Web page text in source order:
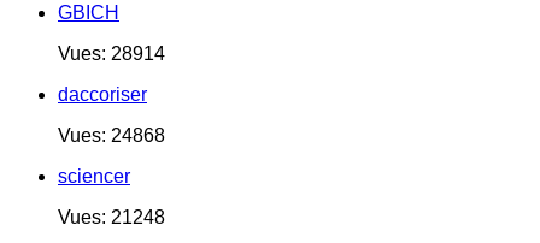
GBICH
Vues: 28914
daccoriser
Vues: 24868
sciencer
Vues: 21248